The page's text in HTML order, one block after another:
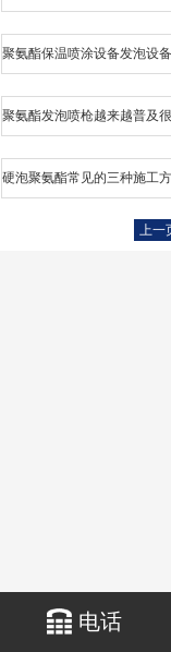
聚氨酯保温喷涂设备发泡设
聚氨酯发泡喷枪越来越普及
硬泡聚氨酯常见的三种施工
上一
电话